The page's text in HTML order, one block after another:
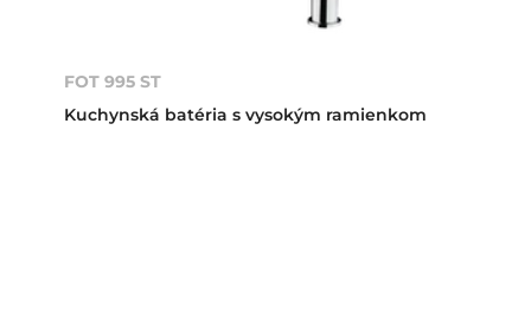
FOT 995 ST
Kuchynská batéria s vysokým ramienkom